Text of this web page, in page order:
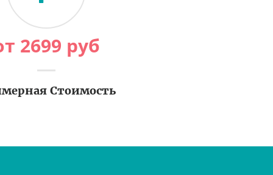
2699 руб
Стоимость